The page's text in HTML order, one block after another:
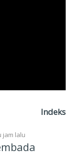
Indeks
jam lalu